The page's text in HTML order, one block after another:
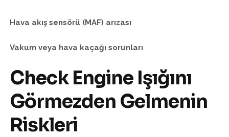
Hava akış sensörü (MAF) arızası
Vakum veya hava kaçağı sorunları
Check Engine Işığını
Görmezden Gelmenin
Riskleri